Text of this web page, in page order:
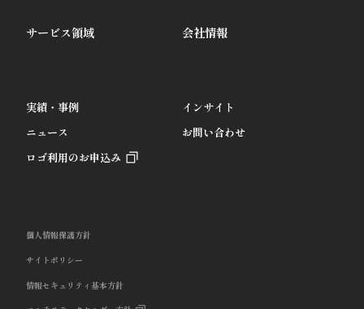
サービス領域 会社情報
実績・事例
インサイト
ニュース
お問い合わせ
ロゴ利用のお申込み
個人情報保護方針
サイトポリシー
情報セキュリティ基本方針